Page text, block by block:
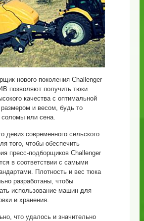
нового поколения Challenger
позволяют получить тюки
качества с оптимальной
и весом, будь то
соломы или сена.
девиз современного сельского
того, чтобы обеспечить
пресс-подборщиков Challenger
в соответствии с самыми
Плотность и вес тюка
разработаны, чтобы
использование машин для
и хранения.
что удалось и значительно